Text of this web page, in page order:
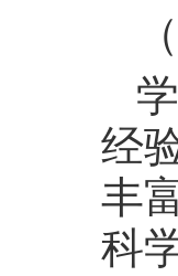
经
丰
科